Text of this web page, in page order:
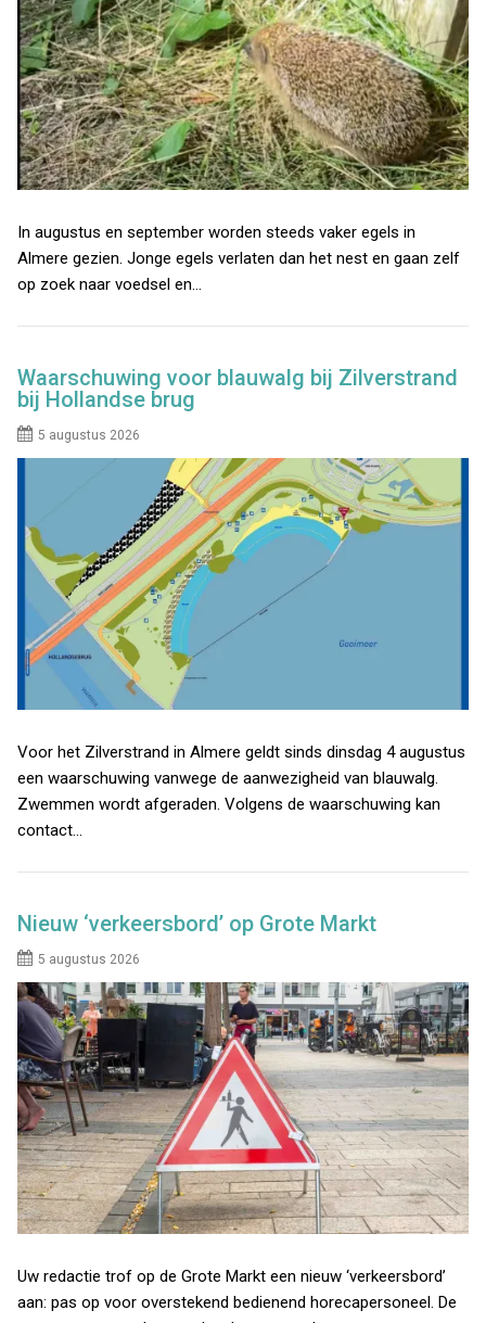
In augustus en september worden steeds vaker egels in
Almere gezien. Jonge egels verlaten dan het nest en gaan zelf
op zoek naar voedsel en…
Waarschuwing voor blauwalg bij Zilverstrand
bij Hollandse brug
5 augustus 2026
Voor het Zilverstrand in Almere geldt sinds dinsdag 4 augustus
een waarschuwing vanwege de aanwezigheid van blauwalg.
Zwemmen wordt afgeraden. Volgens de waarschuwing kan
contact…
Nieuw ‘verkeersbord’ op Grote Markt
5 augustus 2026
Uw redactie trof op de Grote Markt een nieuw ‘verkeersbord’
aan: pas op voor overstekend bedienend horecapersoneel. De